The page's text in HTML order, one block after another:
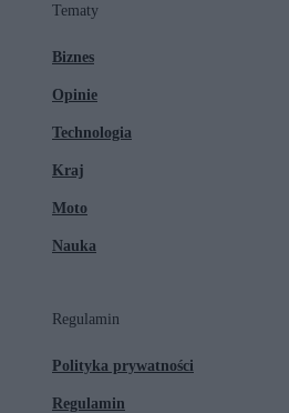
Tematy
Biznes
Opinie
Technologia
Kraj
Moto
Nauka
Regulamin
Polityka prywatności
Regulamin